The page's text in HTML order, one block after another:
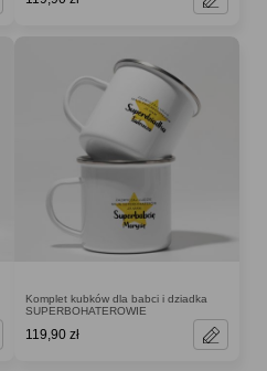
Komplet kubków dla babci i dziadka
SUPERBOHATEROWIE
119,90 zł